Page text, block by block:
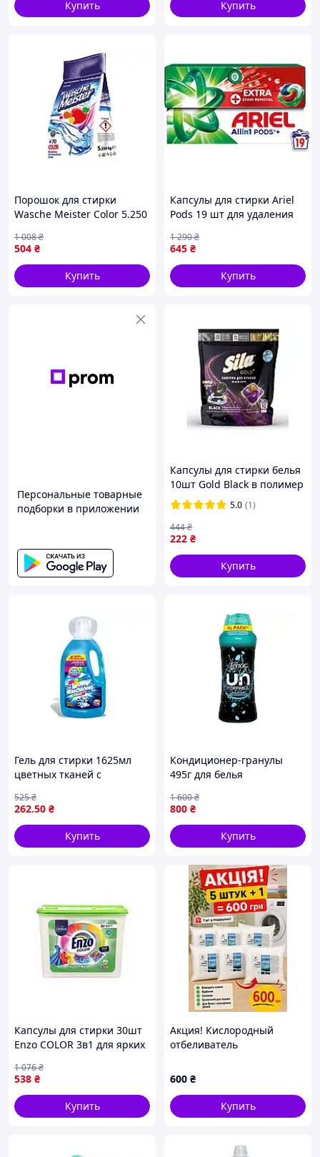
Купить Купить
Порошок для стирки
Wasche Meister Color 5.250
цветных тканей
эффективный и
гипоаллергенный
504 ₴
1 008₴
Купить
Капсулы для стирки Ariel
Pods 19 шт для удаления
универсальные для всех
тканей
645 ₴
1 290₴
Купить
Персональные товарные
подборки в приложении
Капсулы для стирки белья
10шт Gold Black в полимер
пак zip-замок ТМ Sila BP
5.0 (1)
222 ₴
444₴
Купить
Гель для стирки 1625мл
цветных тканей с
ароматом для
эффективного удаления
загрязнений
262.50 ₴
525₴
Купить
Кондиционер-гранулы
495г для белья
аромат для стирки и ухода
за тканями
800 ₴
1 600₴
Купить
Капсулы для стирки 30шт
Enzo COLOR 3в1 для ярких
свежести и защитой
волокон
538 ₴
1 076₴
Купить
Акция! Кислородный
отбеливатель
порошок» 1 кг набор 5+1, 6
кг, для белых и цветных
вещей
600 ₴
Купить